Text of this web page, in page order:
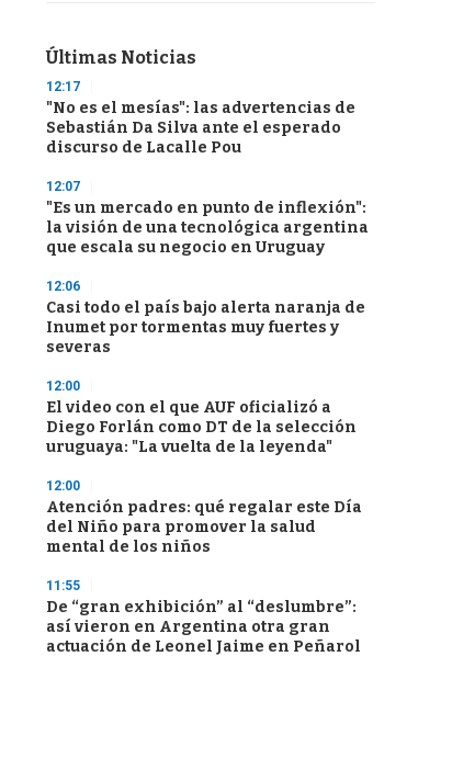
Últimas Noticias
12:17
"No es el mesías": las advertencias de
Sebastián Da Silva ante el esperado
discurso de Lacalle Pou
12:07
"Es un mercado en punto de inflexión":
la visión de una tecnológica argentina
que escala su negocio en Uruguay
12:06
Casi todo el país bajo alerta naranja de
Inumet por tormentas muy fuertes y
severas
12:00
El video con el que AUF oficializó a
Diego Forlán como DT de la selección
uruguaya: "La vuelta de la leyenda"
12:00
Atención padres: qué regalar este Día
del Niño para promover la salud
mental de los niños
11:55
De “gran exhibición” al “deslumbre”:
así vieron en Argentina otra gran
actuación de Leonel Jaime en Peñarol